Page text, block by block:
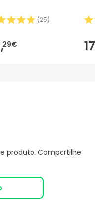
(25)
29€
produto. Compartilhe